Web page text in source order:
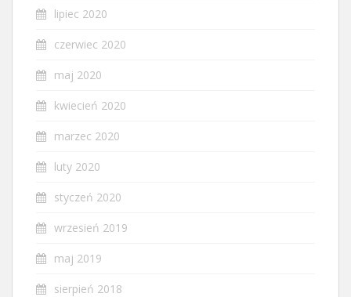
lipiec 2020
czerwiec 2020
maj 2020
kwiecień 2020
marzec 2020
luty 2020
styczeń 2020
wrzesień 2019
maj 2019
sierpień 2018